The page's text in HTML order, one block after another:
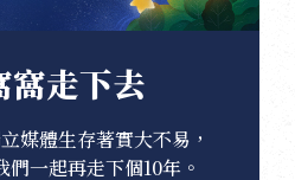
窩走下去
媒體生存著實大不易，
一起再走下個10年。